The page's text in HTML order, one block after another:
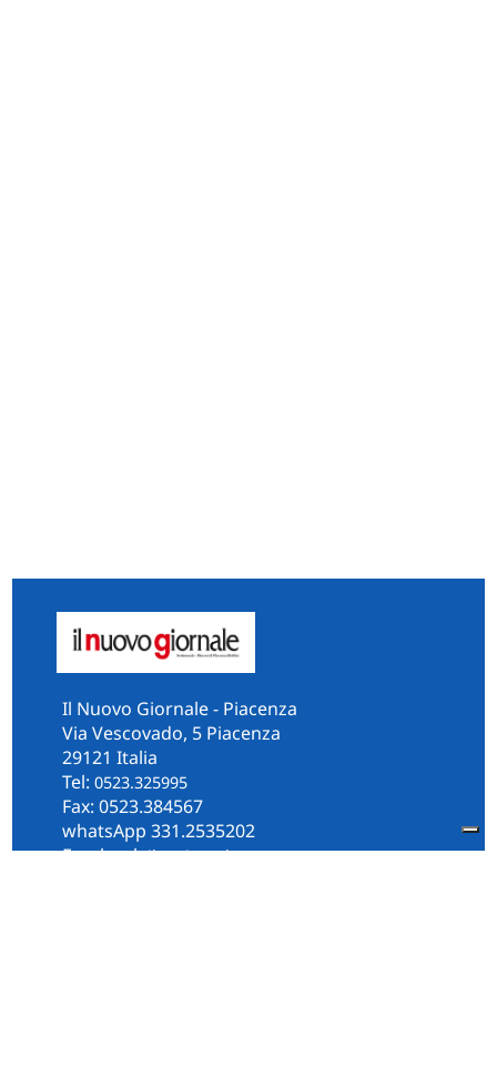
Il Nuovo Giornale - Piacenza
Via Vescovado, 5 Piacenza
29121 Italia
Tel: 0523.325995
Fax: 0523.384567
whatsApp 331.2535202
Facebookil.n.giornale